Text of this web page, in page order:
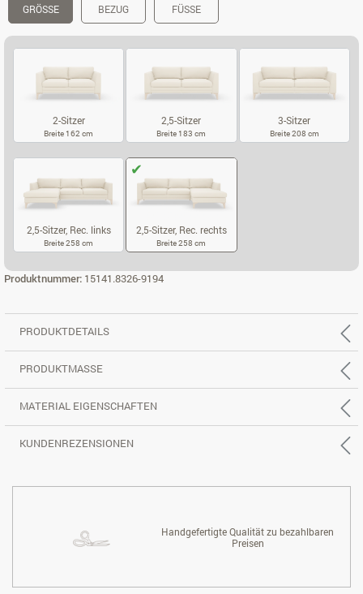
GRÖSSE BEZUG FÜSSE
2-Sitzer
Breite 162 cm
2,5-Sitzer
Breite 183 cm
3-Sitzer
Breite 208 cm
2,5-Sitzer, Rec. links
Breite 258 cm
2,5-Sitzer, Rec. rechts
Breite 258 cm
Produktnummer: 15141.8326-9194
PRODUKTDETAILS
PRODUKTMASSE
MATERIAL EIGENSCHAFTEN
KUNDENREZENSIONEN
Handgefertigte Qualität zu bezahlbaren
Preisen